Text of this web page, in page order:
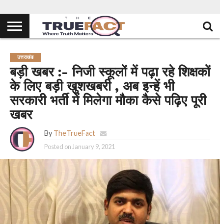
उत्तराखंड
बड़ी खबर :- निजी स्कूलों में पढ़ा रहे शिक्षकों
के लिए बड़ी खुशखबरी , अब इन्हें भी
सरकारी भर्ती में मिलेगा मौका कैसे पढ़िए पूरी
खबर
By TheTrueFact
Posted on January 9, 2021